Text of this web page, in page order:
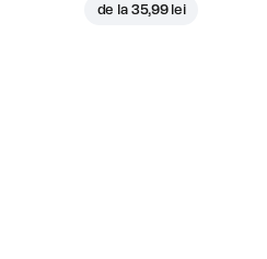
de la 35,99 lei